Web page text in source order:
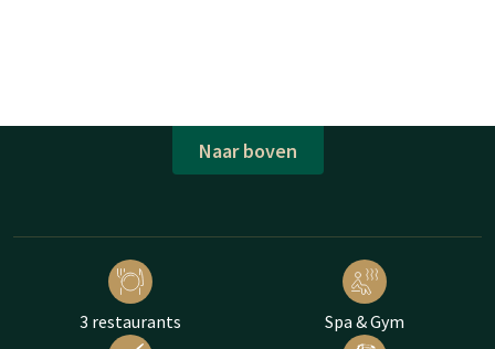
Naar boven
3 restaurants Spa & Gym